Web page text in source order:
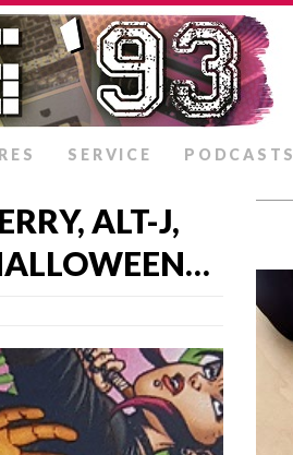
SERVICE PODCASTS
ALT-J,